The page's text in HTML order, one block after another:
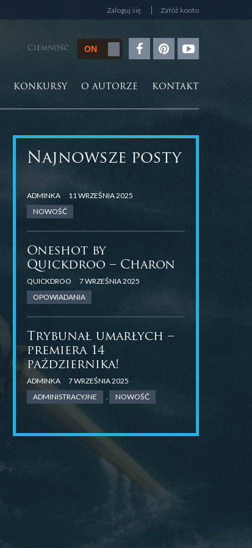
Zaloguj się Załóż konto
Ciemność
KONKURSY O AUTORZE KONTAKT
Najnowsze posty
ADMINKA
11 WRZEŚNIA 2025
NOWOŚĆ
Oneshot by
Quickdroo – Charon
QUICKDROO
7 WRZEŚNIA 2025
OPOWIADANIA
Trybunał umarłych –
premiera 14
października!
ADMINKA
7 WRZEŚNIA 2025
ADMINISTRACYJNE
, NOWOŚĆ